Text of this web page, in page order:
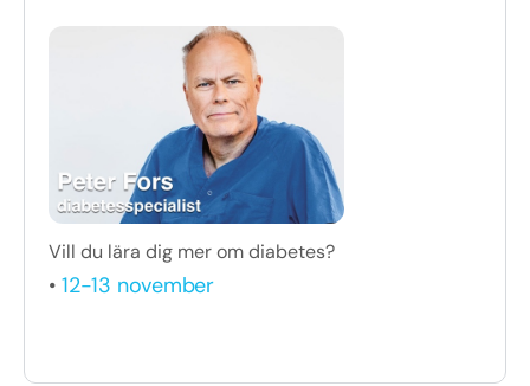
Vill du lära dig mer om diabetes?
• 12-13 november